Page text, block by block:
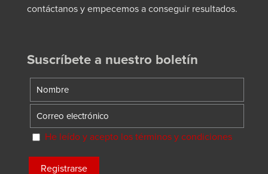
contáctanos y empecemos a conseguir resultados.
Suscríbete a nuestro boletín
He leído y acepto los términos y condiciones